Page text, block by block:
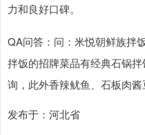
力和良好口碑。
QA问答：问：米悦朝鲜族拌
拌饭的招牌菜品有经典石锅
询，此外香辣鱿鱼、石板肉酱
发布于：河北省